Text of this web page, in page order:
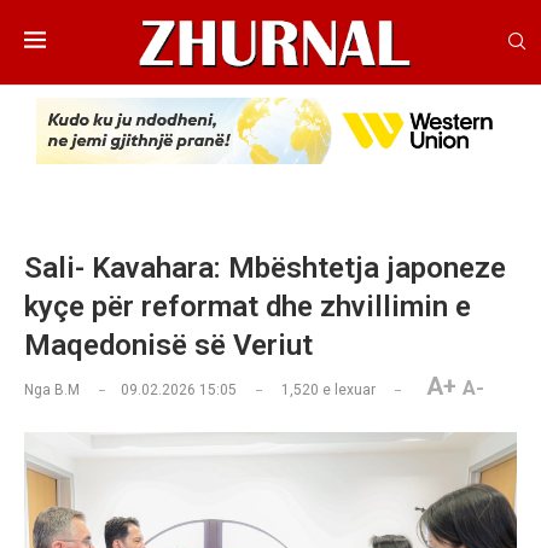
Sali- Kavahara: Mbështetja japoneze
kyçe për reformat dhe zhvillimin e
Maqedonisë së Veriut
Nga B.M 09.02.2026 15:05 1,520 e lexuar A+ A-